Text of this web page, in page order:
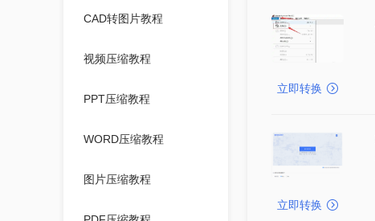
CAD转图片教程
视频压缩教程
PPT压缩教程
WORD压缩教程
图片压缩教程
立即转换
立即转换